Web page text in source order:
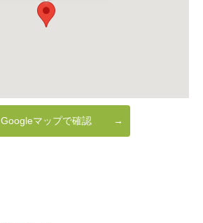
Googleマップで確認